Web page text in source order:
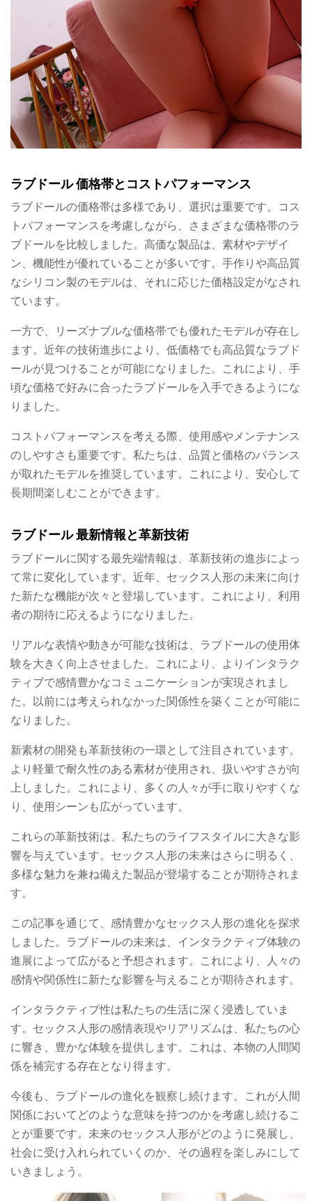
ラブドール 価格帯とコストパフォーマンス
ラブドールの価格帯は多様であり、選択は重要です。コス
トパフォーマンスを考慮しながら、さまざまな価格帯のラ
ブドールを比較しました。高価な製品は、素材やデザイ
ン、機能性が優れていることが多いです。手作りや高品質
なシリコン製のモデルは、それに応じた価格設定がなされ
ています。
一方で、リーズナブルな価格帯でも優れたモデルが存在し
ます。近年の技術進歩により、低価格でも高品質なラブド
ールが見つけることが可能になりました。これにより、手
頃な価格で好みに合ったラブドールを入手できるようにな
りました。
コストパフォーマンスを考える際、使用感やメンテナンス
のしやすさも重要です。私たちは、品質と価格のバランス
が取れたモデルを推奨しています。これにより、安心して
長期間楽しむことができます。
ラブドール 最新情報と革新技術
ラブドールに関する最先端情報は、革新技術の進歩によっ
て常に変化しています。近年、セックス人形の未来に向け
た新たな機能が次々と登場しています。これにより、利用
者の期待に応えるようになりました。
リアルな表情や動きが可能な技術は、ラブドールの使用体
験を大きく向上させました。これにより、よりインタラク
ティブで感情豊かなコミュニケーションが実現されまし
た。以前には考えられなかった関係性を築くことが可能に
なりました。
新素材の開発も革新技術の一環として注目されています。
より軽量で耐久性のある素材が使用され、扱いやすさが向
上しました。これにより、多くの人々が手に取りやすくな
り、使用シーンも広がっています。
これらの革新技術は、私たちのライフスタイルに大きな影
響を与えています。セックス人形の未来はさらに明るく、
多様な魅力を兼ね備えた製品が登場することが期待されま
す。
この記事を通じて、感情豊かなセックス人形の進化を探求
しました。ラブドールの未来は、インタラクティブ体験の
進展によって広がると予想されます。これにより、人々の
感情や関係性に新たな影響を与えることが期待されます。
インタラクティブ性は私たちの生活に深く浸透していま
す。セックス人形の感情表現やリアリズムは、私たちの心
に響き、豊かな体験を提供します。これは、本物の人間関
係を補完する存在となり得ます。
今後も、ラブドールの進化を観察し続けます。これが人間
関係においてどのような意味を持つのかを考慮し続けるこ
とが重要です。未来のセックス人形がどのように発展し、
社会に受け入れられていくのか、その過程を楽しみにして
いきましょう。